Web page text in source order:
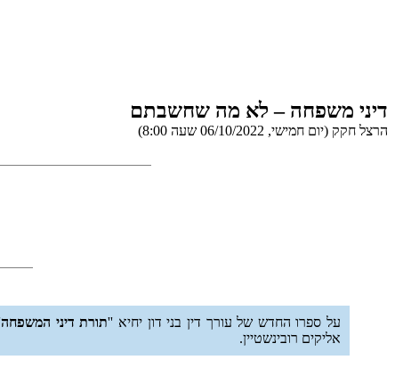
דיני משפחה – לא מה שחשבתם
הרצל חקק (יום חמישי, 06/10/2022 שעה 8:00)
על ספרו החדש של עורך דין בני דון יחיא ''תורת דיני המשפחה
אליקים רובינשטיין.